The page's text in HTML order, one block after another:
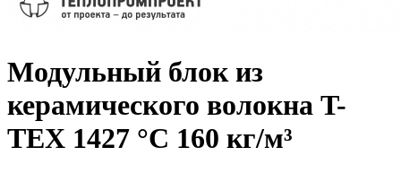
Модульный блок из
керамического волокна T-
TEX 1427 °С 160 кг/м³